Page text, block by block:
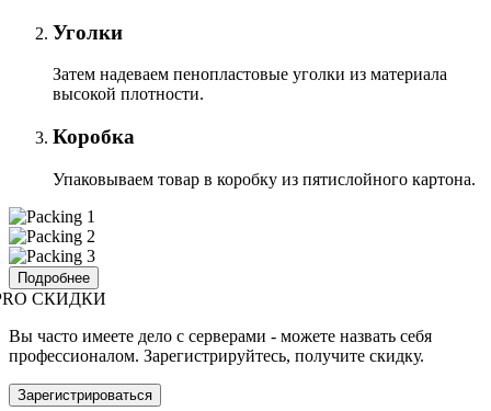
Уголки
Затем надеваем пенопластовые уголки из материала
высокой плотности.
Коробка
Упаковываем товар в коробку из пятислойного картона.
Подробнее
СКИДКИ
Вы часто имеете дело с серверами - можете назвать себя
профессионалом. Зарегистрируйтесь, получите скидку.
Зарегистрироваться